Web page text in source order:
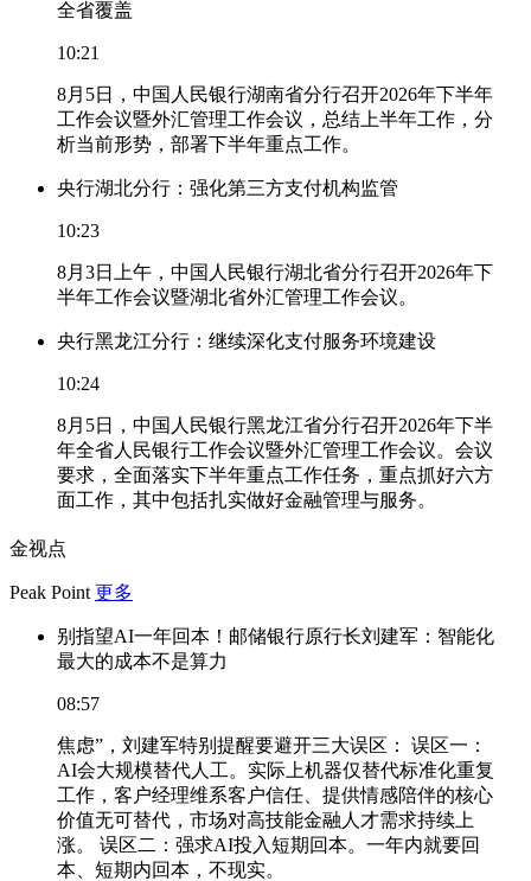
全省覆盖
10:21
8月5日，中国人民银行湖南省分行召开2026年下半年
工作会议暨外汇管理工作会议，总结上半年工作，分
析当前形势，部署下半年重点工作。
央行湖北分行：强化第三方支付机构监管
10:23
8月3日上午，中国人民银行湖北省分行召开2026年下
半年工作会议暨湖北省外汇管理工作会议。
央行黑龙江分行：继续深化支付服务环境建设
10:24
8月5日，中国人民银行黑龙江省分行召开2026年下半
年全省人民银行工作会议暨外汇管理工作会议。会议
要求，全面落实下半年重点工作任务，重点抓好六方
面工作，其中包括扎实做好金融管理与服务。
金视点
Peak Point 更多
别指望AI一年回本！邮储银行原行长刘建军：智能化
最大的成本不是算力
08:57
焦虑”，刘建军特别提醒要避开三大误区： 误区一：
AI会大规模替代人工。实际上机器仅替代标准化重复
工作，客户经理维系客户信任、提供情感陪伴的核心
价值无可替代，市场对高技能金融人才需求持续上
涨。 误区二：强求AI投入短期回本。一年内就要回
本、短期内回本，不现实。